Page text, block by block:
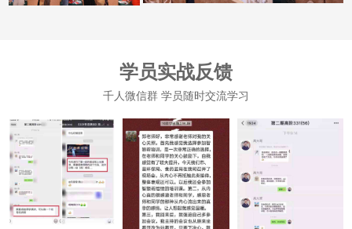
学员实战反馈
千人微信群 学员随时交流学习